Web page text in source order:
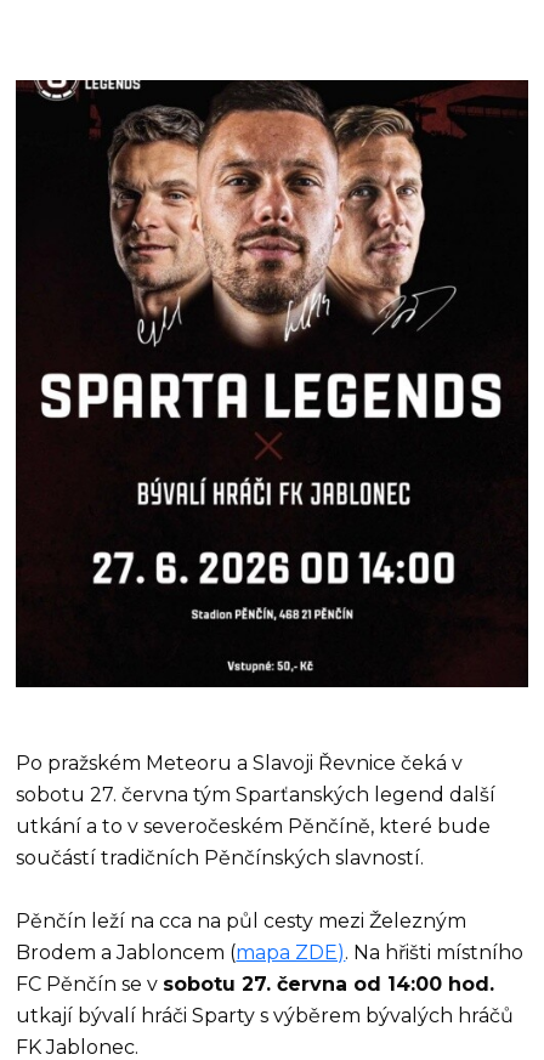
Po pražském Meteoru a Slavoji Řevnice čeká v
sobotu 27. června tým Sparťanských legend další
utkání a to v severočeském Pěnčíně, které bude
součástí tradičních Pěnčínských slavností.
Pěnčín leží na cca na půl cesty mezi Železným
Brodem a Jabloncem (mapa ZDE). Na hřišti místního
FC Pěnčín se v sobotu 27. června od 14:00 hod.
utkají bývalí hráči Sparty s výběrem bývalých hráčů
FK Jablonec.